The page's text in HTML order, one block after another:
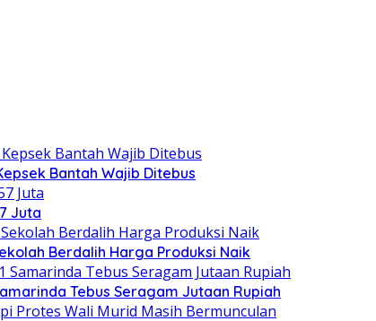
Bantah Wajib Ditebus
Juta
Berdalih Harga Produksi Naik
Tebus Seragam Jutaan Rupiah